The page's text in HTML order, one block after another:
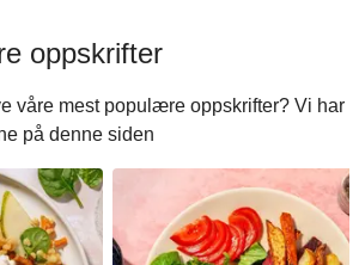
oppskrifter
våre mest populære oppskrifter? Vi har
på denne siden